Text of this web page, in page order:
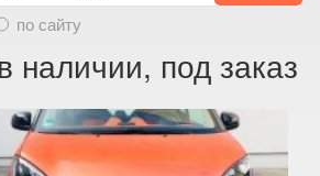
по сайту
наличии, под заказ